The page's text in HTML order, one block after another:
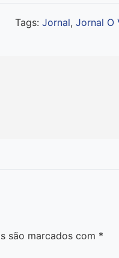
Tags: Jornal, Jornal O
são marcados com *